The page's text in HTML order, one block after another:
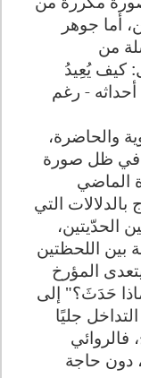
أما جوهر
من
كيف يُعِيدُ
أحداثه - رغم
والحاضرة،
في ظل صورة
الماضي
التي
الحدّيتين،
اللحظتين
المؤرخ
حَدَثَ؟" إلى
جليًا
فالروائي
دون حاجة